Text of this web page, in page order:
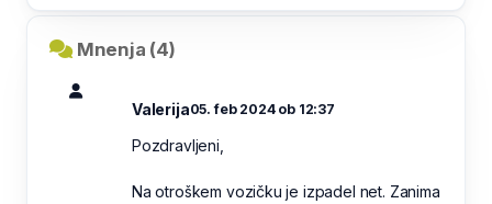
Mnenja (4)
Valerija05. feb 2024 ob 12:37
Pozdravljeni,
Na otroškem vozičku je izpadel net. Zanima